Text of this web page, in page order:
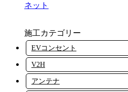
ネット
施工カテゴリー
EVコンセント
V2H
アンテナ